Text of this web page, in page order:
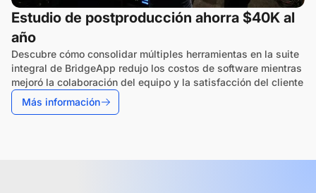
Estudio de postproducción ahorra $40K al
año
Descubre cómo consolidar múltiples herramientas en la suite
integral de BridgeApp redujo los costos de software mientras
mejoró la colaboración del equipo y la satisfacción del cliente
Más información